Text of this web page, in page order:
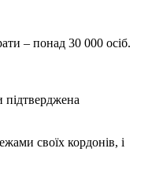
– понад 30 000 осіб.
підтверджена
своїх кордонів, і